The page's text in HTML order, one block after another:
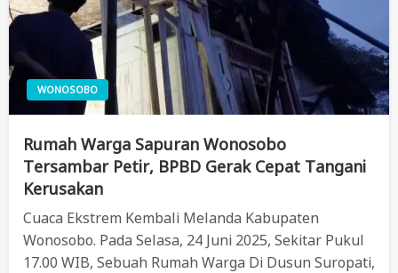
WONOSOBO
Rumah Warga Sapuran Wonosobo
Tersambar Petir, BPBD Gerak Cepat Tangani
Kerusakan
Cuaca Ekstrem Kembali Melanda Kabupaten
Wonosobo. Pada Selasa, 24 Juni 2025, Sekitar Pukul
17.00 WIB, Sebuah Rumah Warga Di Dusun Suropati,